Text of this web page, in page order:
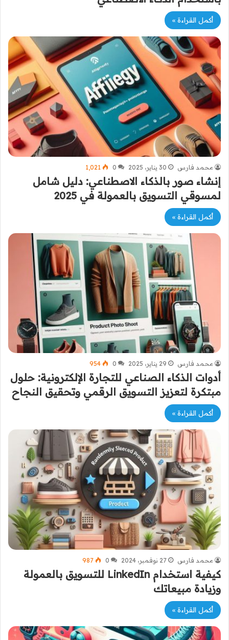
أكمل القراءة »
محمد فارس 30 يناير، 2025 0 1٬021
إنشاء صور بالذكاء الاصطناعي: دليل شامل
لمسوقي التسويق بالعمولة في 2025
أكمل القراءة »
محمد فارس 29 يناير، 2025 0
954
أدوات الذكاء الصناعي للتجارة الإلكترونية: حلول
مبتكرة لتعزيز التسويق الرقمي وتحقيق النجاح
أكمل القراءة »
محمد فارس 27 نوفمبر، 2024 0
987
كيفية استخدام LinkedIn للتسويق بالعمولة
وزيادة مبيعاتك
أكمل القراءة »